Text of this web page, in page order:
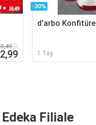
-30%
d'arbo Konfitüre
1 Tag
Filiale